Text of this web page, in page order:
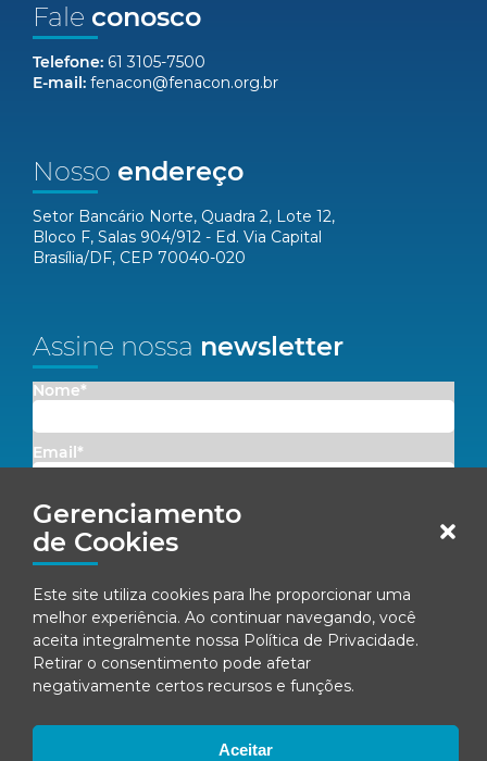
Gerenciamento
de Cookies
Este site utiliza cookies para lhe proporcionar uma
melhor experiência. Ao continuar navegando, você
aceita integralmente nossa Política de Privacidade.
Retirar o consentimento pode afetar
negativamente certos recursos e funções.
Aceitar
Fale conosco
Telefone: 61 3105-7500
E-mail: fenacon@fenacon.org.br
Nosso endereço
Setor Bancário Norte, Quadra 2, Lote 12,
Bloco F, Salas 904/912 - Ed. Via Capital
Brasília/DF, CEP 70040-020
Assine nossa newsletter
Nome*
Email*
Concordo em receber comunicações da Fenacon.
Ao se inscrever, você concorda com nossa Política de Privacidade
Todos os direitos reservados.
Política de privacidade